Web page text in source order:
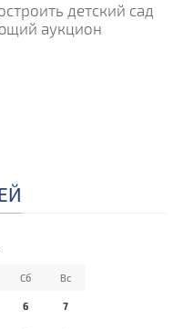
детский сад
аукцион
Сб Вс
6 7